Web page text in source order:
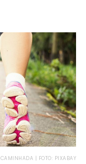
CAMINHADA | FOTO: PIXABAY